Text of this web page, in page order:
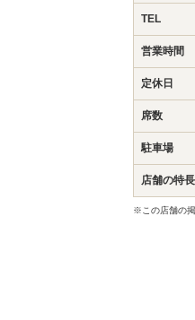
TEL
営業時間
定休日
席数
駐車場
店舗の特長
※この店舗の掲